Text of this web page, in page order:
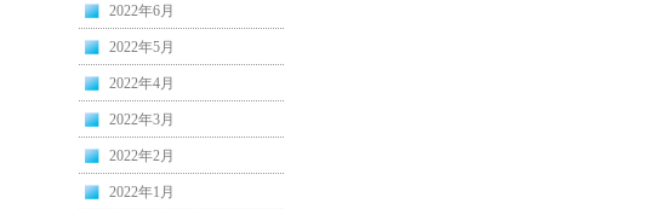
2022年6月
2022年5月
2022年4月
2022年3月
2022年2月
2022年1月